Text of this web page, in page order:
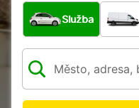
Jaký typ vozidla?
Služba